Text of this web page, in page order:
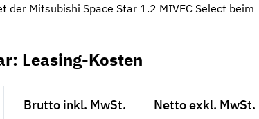
Mitsubishi Space Star 1.2 MIVEC Select beim
Leasing-Kosten
Brutto inkl. MwSt. Netto exkl. MwSt.